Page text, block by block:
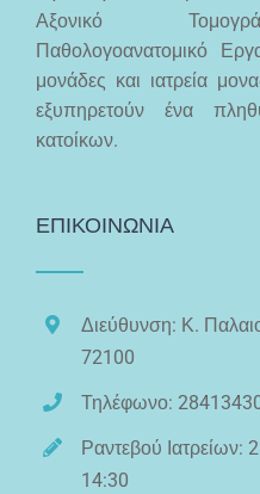
Αξονικό
Παθολογοανατομικό
μονάδες και ιατρεία
εξυπηρετούν ένα
κατοίκων.
ΕΠΙΚΟΙΝΩΝΙΑ
Διεύθυνση: Κ.
72100
Τηλέφωνο:
Ραντεβού
14:30